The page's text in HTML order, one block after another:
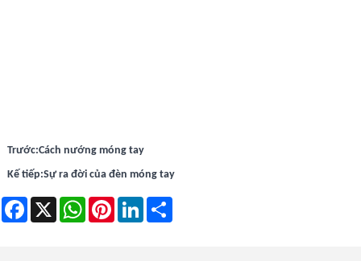
Trước:Cách nướng móng tay
Kế tiếp:Sự ra đời của đèn móng tay
Facebook
X WhatsAppPinterestLinkedIn